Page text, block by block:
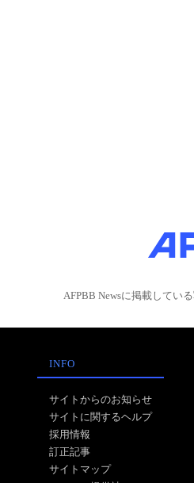
AFPBB Newsに掲載してい
INFO
サイトからのお知らせ
サイトに関するヘルプ
採用情報
訂正記事
サイトマップ